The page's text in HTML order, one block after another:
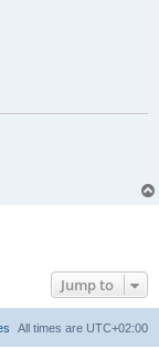
Jump to
All times are UTC+02:00